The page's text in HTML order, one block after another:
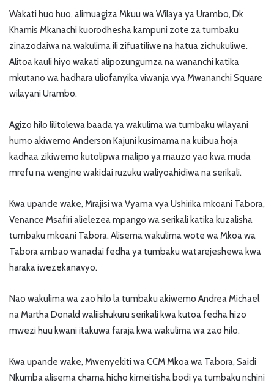
Wakati huo huo, alimuagiza Mkuu wa Wilaya ya Urambo, Dk
Khamis Mkanachi kuorodhesha kampuni zote za tumbaku
zinazodaiwa na wakulima ili zifuatiliwe na hatua zichukuliwe.
Alitoa kauli hiyo wakati alipozungumza na wananchi katika
mkutano wa hadhara uliofanyika viwanja vya Mwananchi Square
wilayani Urambo.
Agizo hilo lilitolewa baada ya wakulima wa tumbaku wilayani
humo akiwemo Anderson Kajuni kusimama na kuibua hoja
kadhaa zikiwemo kutolipwa malipo ya mauzo yao kwa muda
mrefu na wengine wakidai ruzuku waliyoahidiwa na serikali.
Kwa upande wake, Mrajisi wa Vyama vya Ushirika mkoani Tabora,
Venance Msafiri alielezea mpango wa serikali katika kuzalisha
tumbaku mkoani Tabora. Alisema wakulima wote wa Mkoa wa
Tabora ambao wanadai fedha ya tumbaku watarejeshewa kwa
haraka iwezekanavyo.
Nao wakulima wa zao hilo la tumbaku akiwemo Andrea Michael
na Martha Donald waliishukuru serikali kwa kutoa fedha hizo
mwezi huu kwani itakuwa faraja kwa wakulima wa zao hilo.
Kwa upande wake, Mwenyekiti wa CCM Mkoa wa Tabora, Saidi
Nkumba alisema chama hicho kimeitisha bodi ya tumbaku nchini